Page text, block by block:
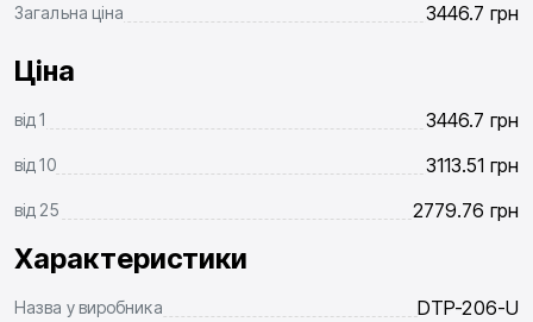
Загальна ціна 3446.7 грн
Ціна
від1 3446.7 грн
від10 3113.51 грн
від 25 2779.76 грн
Характеристики
Назва у виробника DTP-206-U